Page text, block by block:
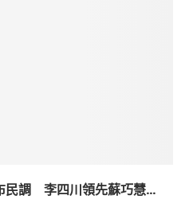
民調 李四川領先蘇巧慧...